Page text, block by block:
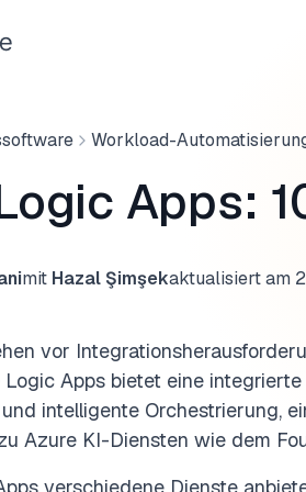
Workload-
Apps:
mit Hazal Şimşekaktualisiert am
vor
Logic Apps bietet eine
intelligente Orchestrierung,
Azure KI-Diensten wie dem